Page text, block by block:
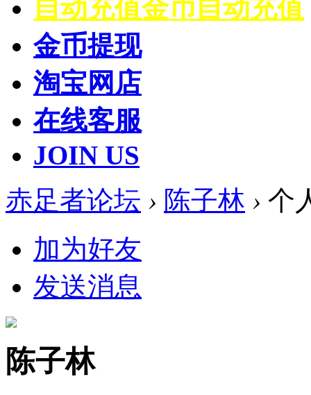
自动充值金币自动充值
金币提现
淘宝网店
在线客服
JOIN US
赤足者论坛 › 陈子林 › 个
加为好友
发送消息
陈子林